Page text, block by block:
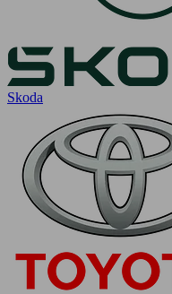
Skoda